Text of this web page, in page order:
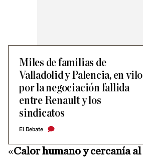
Miles de familias de
Valladolid y Palencia, en vilo
por la negociación fallida
entre Renault y los
sindicatos
El Debate
«Calor humano y cercanía